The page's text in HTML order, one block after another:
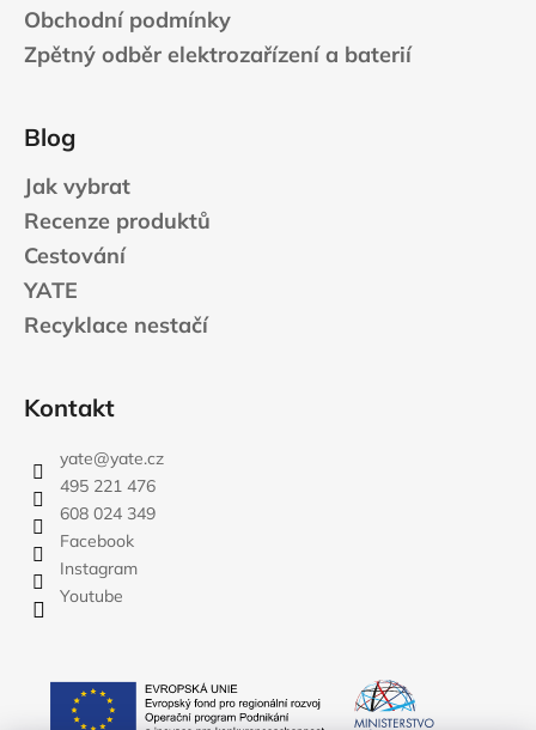
Obchodní podmínky
Zpětný odběr elektrozařízení a baterií
Blog
Jak vybrat
Recenze produktů
Cestování
YATE
Recyklace nestačí
Kontakt
yate@yate.cz
495 221 476
608 024 349
Facebook
Instagram
Youtube